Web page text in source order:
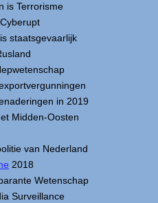
is Terrorisme
staatsgevaarlijk
in 2019
Midden-Oosten
van Nederland
2018
Wetenschap
Surveillance